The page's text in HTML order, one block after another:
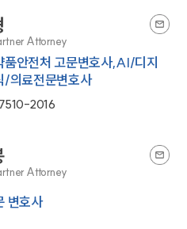
Attorney
품안전처 고문변호사,AI/디지
/의료전문변호사
2016
Attorney
변호사